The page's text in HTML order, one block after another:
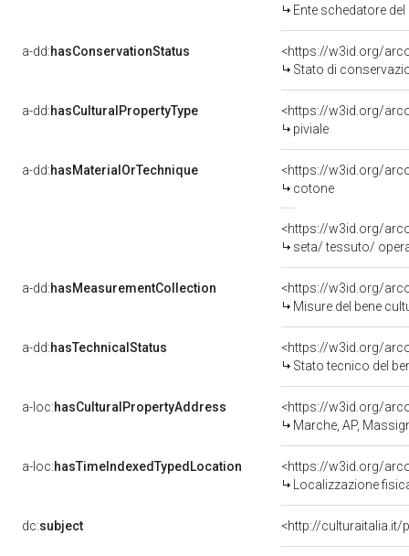
Ente schedatore del
a-dd:hasConservationStatus
<https://w3id.org/
Stato di
a-dd:hasCulturalPropertyType
<https://w3id.org/
piviale
a-dd:hasMaterialOrTechnique
<https://w3id.org/
cotone
<https://w3id.org/
seta/ tessuto/
a-dd:hasMeasurementCollection
<https://w3id.org/
Misure del bene
a-dd:hasTechnicalStatus
<https://w3id.org/
Stato tecnico del
a-loc:hasCulturalPropertyAddress
<https://w3id.org/
Marche, AP,
a-loc:hasTimeIndexedTypedLocation
<https://w3id.org/
Localizzazione
dc:subject <http://culturaitalia.it/